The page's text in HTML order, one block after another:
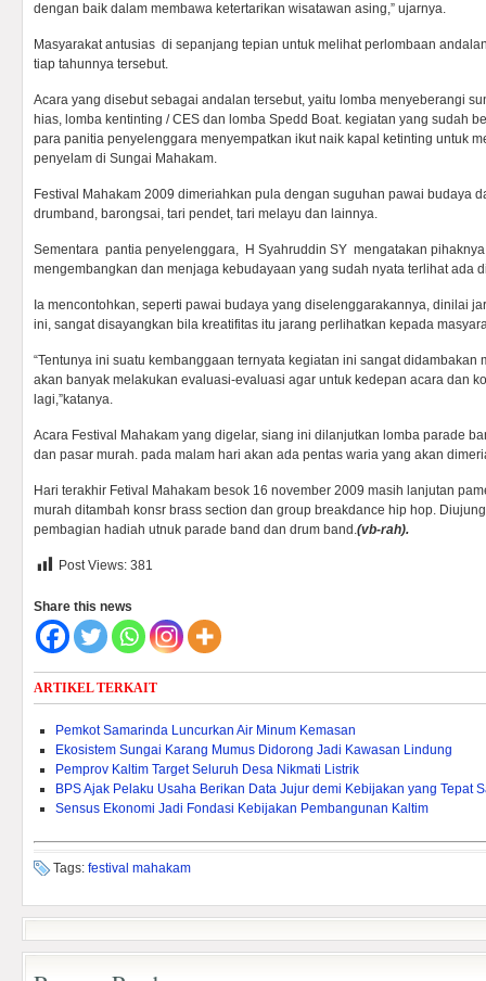
dengan baik dalam membawa ketertarikan wisatawan asing,” ujarnya.
Masyarakat antusias di sepanjang tepian untuk melihat perlombaan
tiap tahunnya tersebut.
Acara yang disebut sebagai andalan tersebut, yaitu lomba menyeberangi
hias, lomba kentinting / CES dan lomba Spedd Boat. kegiatan yang sudah
para panitia penyelenggara menyempatkan ikut naik kapal ketinting untuk
penyelam di Sungai Mahakam.
Festival Mahakam 2009 dimeriahkan pula dengan suguhan pawai budaya
drumband, barongsai, tari pendet, tari melayu dan lainnya.
Sementara pantia penyelenggara, H Syahruddin SY mengatakan
mengembangkan dan menjaga kebudayaan yang sudah nyata terlihat ada
Ia mencontohkan, seperti pawai budaya yang diselenggarakannya, dinilai
ini, sangat disayangkan bila kreatifitas itu jarang perlihatkan kepada
“Tentunya ini suatu kembanggaan ternyata kegiatan ini sangat didambakan
akan banyak melakukan evaluasi-evaluasi agar untuk kedepan acara dan
lagi,”katanya.
Acara Festival Mahakam yang digelar, siang ini dilanjutkan lomba parade
dan pasar murah. pada malam hari akan ada pentas waria yang akan
Hari terakhir Fetival Mahakam besok 16 november 2009 masih lanjutan
murah ditambah konsr brass section dan group breakdance hip hop.
pembagian hadiah utnuk parade band dan drum band.(vb-rah).
Post Views: 381
Share this news
ARTIKEL TERKAIT
Pemkot Samarinda Luncurkan Air Minum Kemasan
Ekosistem Sungai Karang Mumus Didorong Jadi Kawasan Lindung
Pemprov Kaltim Target Seluruh Desa Nikmati Listrik
BPS Ajak Pelaku Usaha Berikan Data Jujur demi Kebijakan yang Tepat
Sensus Ekonomi Jadi Fondasi Kebijakan Pembangunan Kaltim
Tags: festival mahakam